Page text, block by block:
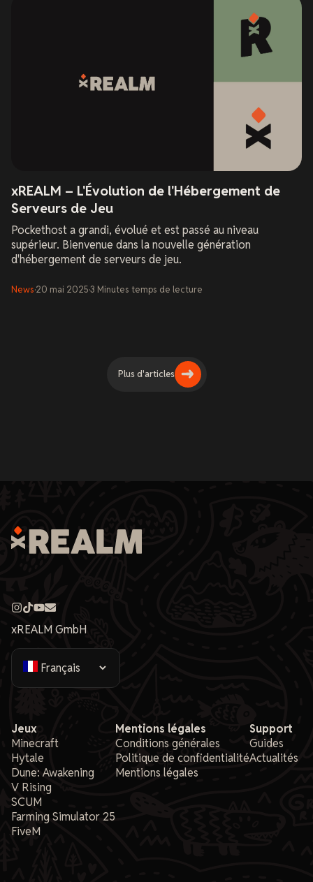
xREALM – L'Évolution de l'Hébergement de
Serveurs de Jeu
Pockethost a grandi, évolué et est passé au niveau
supérieur. Bienvenue dans la nouvelle génération
d'hébergement de serveurs de jeu.
News·20 mai 2025·3 Minutes temps de lecture
Plus d'articles
xREALM GmbH
Jeux
Minecraft
Hytale
Dune: Awakening
V Rising
SCUM
Farming Simulator 25
FiveM
Mentions légales
Conditions générales
Politique de confidentialité
Mentions légales
Support
Guides
Actualités